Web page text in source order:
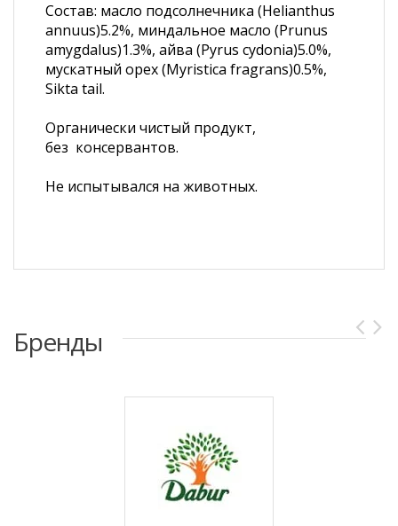
Состав: масло подсолнечника (Helianthus
annuus)5.2%, миндальное масло (Prunus
amygdalus)1.3%, айва (Pyrus cydonia)5.0%,
мускатный орех (Myristica fragrans)0.5%,
Sikta tail.
Органически чистый продукт,
без консервантов.
Не испытывался на животных.
Бренды